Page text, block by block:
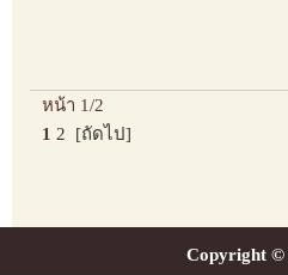
หน้า 1/2
1 2 [ถัดไป]
Copyright ©